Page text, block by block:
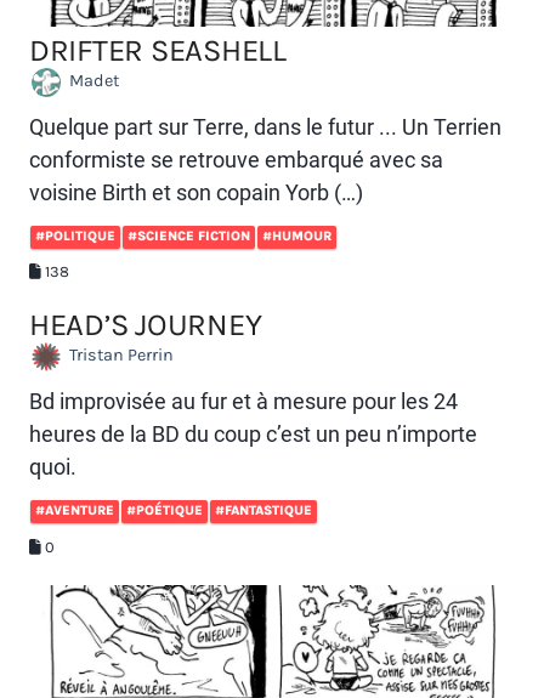
DRIFTER SEASHELL
Madet
Quelque part sur Terre, dans le futur ... Un Terrien
conformiste se retrouve embarqué avec sa
voisine Birth et son copain Yorb (…)
#POLITIQUE #SCIENCE FICTION #HUMOUR
138
HEAD’S JOURNEY
Tristan Perrin
Bd improvisée au fur et à mesure pour les 24
heures de la BD du coup c’est un peu n’importe
quoi.
#AVENTURE #POÉTIQUE #FANTASTIQUE
0